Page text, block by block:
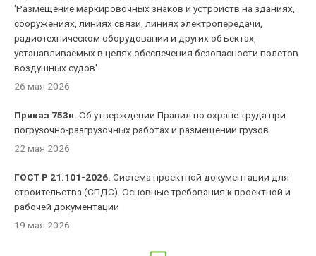
'Размещение маркировочных знаков и устройств на зданиях,
сооружениях, линиях связи, линиях электропередачи,
радиотехническом оборудовании и других объектах,
устанавливаемых в целях обеспечения безопасности полетов
воздушных судов'
26 мая 2026
Приказ 753н. Об утверждении Правил по охране труда при
погрузочно-разгрузочных работах и размещении грузов
22 мая 2026
ГОСТ Р 21.101-2026. Система проектной документации для
строительства (СПДС). Основные требования к проектной и
рабочей документации
19 мая 2026